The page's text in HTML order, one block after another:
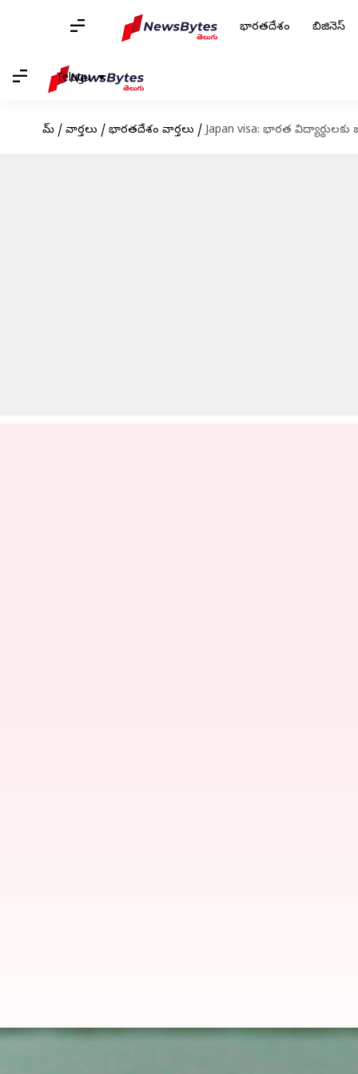
భారతదేశం బిజినెస్
Telugu
హోమ్ / వార్తలు / భారతదేశం వార్తలు / Japan visa: భారత
Japan visa: భారత విద్యార్థులకు